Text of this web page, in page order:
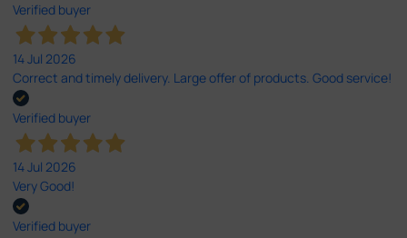
Verified buyer
14 Jul 2026
Correct and timely delivery. Large offer of products. Good service!
Verified buyer
14 Jul 2026
Very Good!
Verified buyer